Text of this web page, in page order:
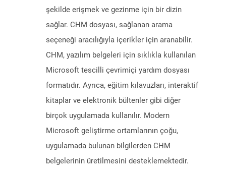
şekilde erişmek ve gezinme için bir dizin
sağlar. CHM dosyası, sağlanan arama
seçeneği aracılığıyla içerikler için aranabilir.
CHM, yazılım belgeleri için sıklıkla kullanılan
Microsoft tescilli çevrimiçi yardım dosyası
formatıdır. Ayrıca, eğitim kılavuzları, interaktif
kitaplar ve elektronik bültenler gibi diğer
birçok uygulamada kullanılır. Modern
Microsoft geliştirme ortamlarının çoğu,
uygulamada bulunan bilgilerden CHM
belgelerinin üretilmesini desteklemektedir.